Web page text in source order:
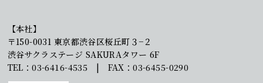
【本社】
〒150-0031 東京都渋谷区桜丘町３−２
渋谷サクラステージ SAKURAタワー 6F
TEL：03-6416-4535 | FAX：03-6455-0290